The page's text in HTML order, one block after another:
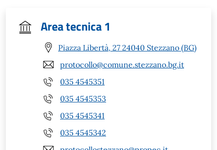
Area tecnica 1
Piazza Libertà, 27 24040 Stezzano (BG)
protocollo@comune.stezzano.bg.it
035 4545351
035 4545353
035 4545341
035 4545342